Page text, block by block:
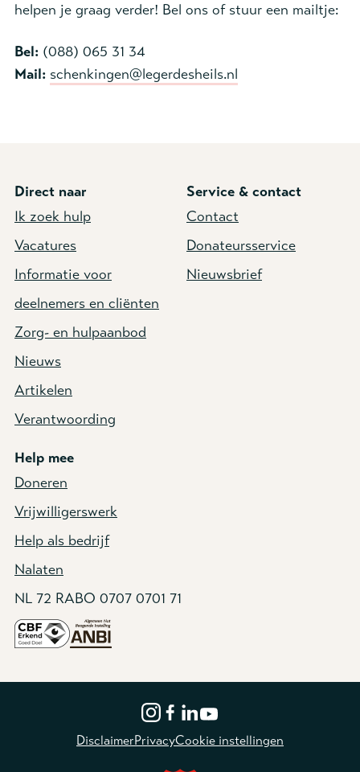
helpen je graag verder! Bel ons of stuur een mailtje:
Bel: (088) 065 31 34
Mail: schenkingen@legerdesheils.nl
Direct naar
Ik zoek hulp
Vacatures
Informatie voor
deelnemers en cliënten
Zorg- en hulpaanbod
Nieuws
Artikelen
Verantwoording
Service & contact
Contact
Donateursservice
Nieuwsbrief
Help mee
Doneren
Vrijwilligerswerk
Help als bedrijf
Nalaten
NL 72 RABO 0707 0701 71
DisclaimerPrivacyCookie instellingen